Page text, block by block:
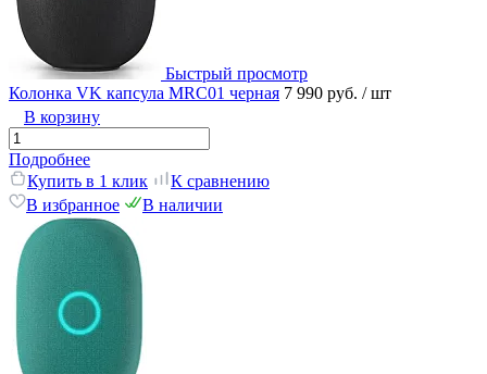
Быстрый просмотр
Колонка VK капсула MRC01 черная 7 990 руб. / шт
В корзину
Подробнее
Купить в 1 клик
К сравнению
В избранное
В наличии